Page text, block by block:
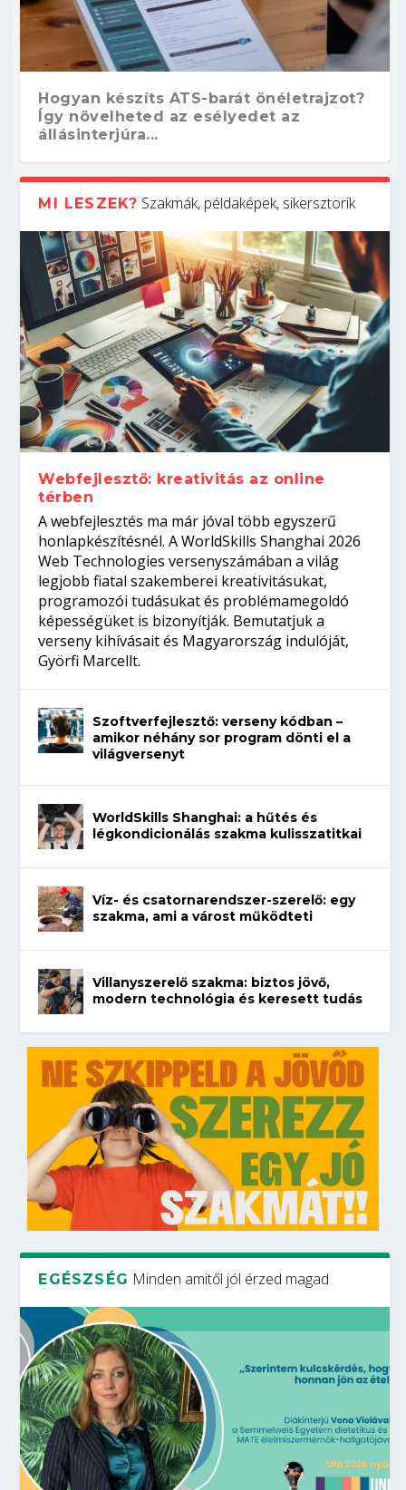
Hogyan készíts ATS-barát önéletrajzot?
Így növelheted az esélyedet az
állásinterjúra...
Kitalálod, mire használják ezeket a
gépeket?
Nem sikerült az egyetemi felvételi?
Tanulj szakmát!
Szoftverfejlesztő: verseny kódban –
amikor néhány sor program dönti el a
világversenyt...
Digitális detox – hogyan kapcsolódj ki
telefon nélkül?
MI LESZEK? Szakmák, példaképek, sikersztorik
Webfejlesztő: kreativitás az online
térben
A webfejlesztés ma már jóval több egyszerű
honlapkészítésnél. A WorldSkills Shanghai 2026
Web Technologies versenyszámában a világ
legjobb fiatal szakemberei kreativitásukat,
programozói tudásukat és problémamegoldó
képességüket is bizonyítják. Bemutatjuk a
verseny kihívásait és Magyarország indulóját,
Györfi Marcellt.
Szoftverfejlesztő: verseny kódban –
amikor néhány sor program dönti el a
világversenyt
WorldSkills Shanghai: a hűtés és
légkondicionálás szakma kulisszatitkai
Víz- és csatornarendszer-szerelő: egy
szakma, ami a várost működteti
Villanyszerelő szakma: biztos jövő,
modern technológia és keresett tudás
EGÉSZSÉG Minden amitől jól érzed magad